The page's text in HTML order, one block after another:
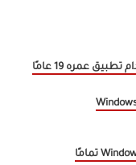
4 أسباب تدفعني لاستخدام تطبيق عمره 19 عامًا